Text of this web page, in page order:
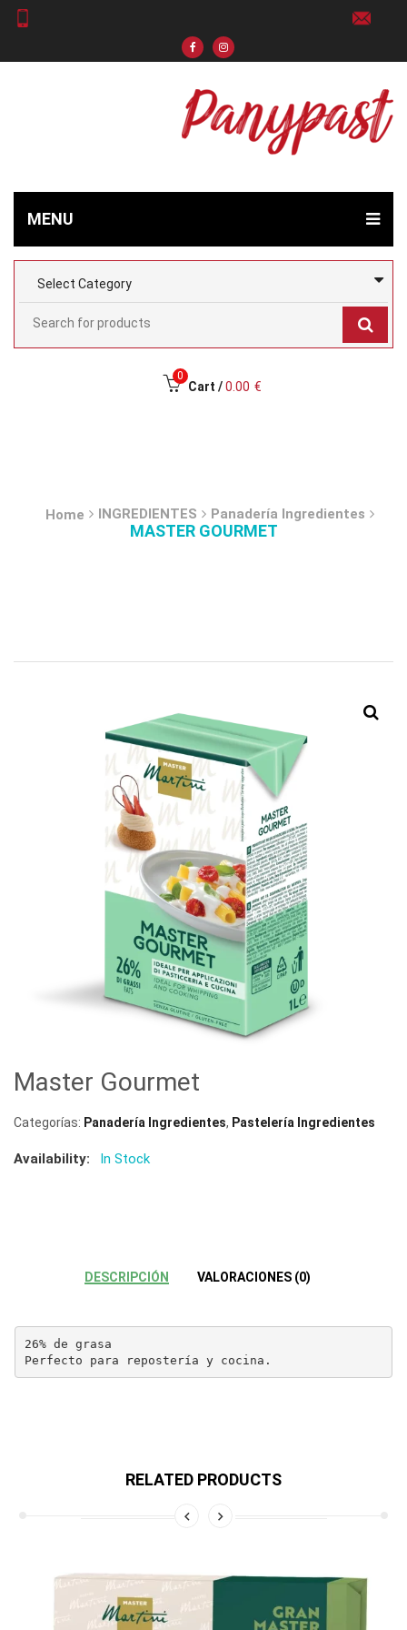
MENU
0
Cart / 0.00 €
Home INGREDIENTES Panadería Ingredientes
MASTER GOURMET
Master Gourmet
Categorías: Panadería Ingredientes, Pastelería Ingredientes
Availability: In Stock
DESCRIPCIÓN VALORACIONES (0)
26% de grasa
Perfecto para repostería y cocina.
RELATED PRODUCTS